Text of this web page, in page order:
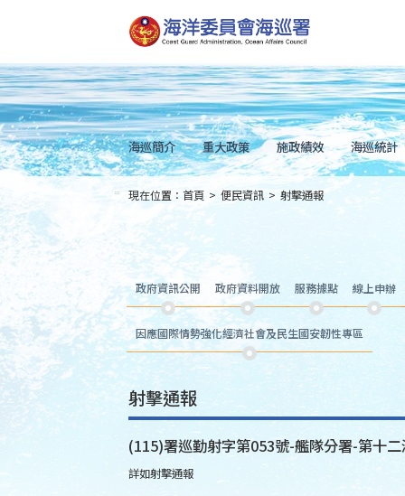
到
主
內
容
Skip
to
main
content
海巡簡介 重大政策 施政績效 海巡統計
::: 現在位置： 首頁 > 便民資訊 > 射擊通報
政府資訊公開 政府資料開放 服務據點 線上申辦
因應國際情勢強化經濟社會及民生國安韌性專區
射擊通報
(115)署巡勤射字第053號-艦隊分署-第十
詳如射擊通報